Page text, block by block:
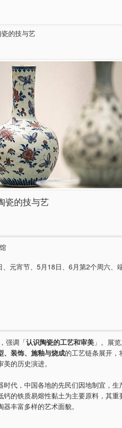
的技与艺
瓷的技与艺
元宵节、5月18日、6月第2个周六、
强调「认识陶瓷的工艺和审美 」。展
、装饰、施釉与烧成的工艺链条展开，
的历史演进。
时代，中国各地的先民们因地制宜，生
的铁质易熔性黏土为主要原料，其重
丰富多样的艺术面貌。